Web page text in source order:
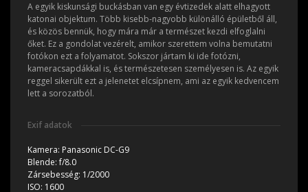
A egyik kiskunsági buckásban van egy évtizedek alatt elhagyott
katonai objektum. Több kisebb-nagyobb különálló épületből áll,
és közös bennük, hogy mára már a természet kezdi elfoglalni
őket. Ez a gondolat vezérelt, amikor szerettem volna bemutatni
fotókon ezt a folyamatot. Sokszor jártam ki ide fotózni,
kameracsapdákkal is, és természetesen személyesen is. Az egyik
reggel sikerült ezt a jelenetet elcsípnem, ami az egyik kedvencem
lett a sorozatból.
Exif adatok
Kamera: Panasonic DC-G9
Blende:f/8.0
Zársebesség: 1/2000
ISO: 1600